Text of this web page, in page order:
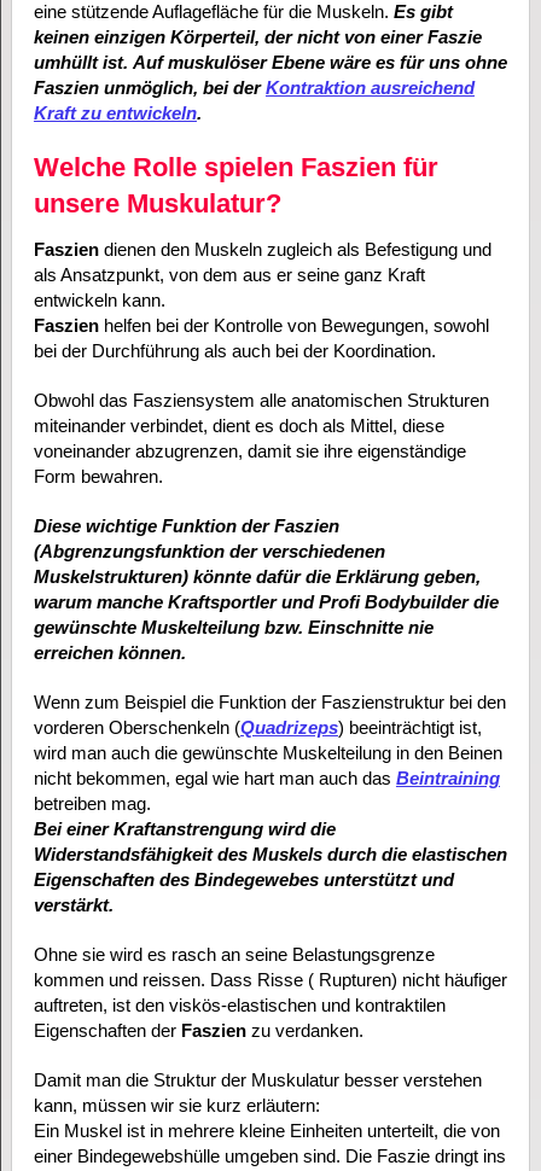
eine stützende Auflagefläche für die Muskeln. Es gibt
keinen einzigen Körperteil, der nicht von einer Faszie
umhüllt ist. Auf muskulöser Ebene wäre es für uns ohne
Faszien unmöglich, bei derKontraktion ausreichend
Kraft zu entwickeln.
Welche Rolle spielen Faszien für
unsere Muskulatur?
Fasziendienen den Muskeln zugleich als Befestigung und
als Ansatzpunkt, von dem aus er seine ganz Kraft
entwickeln kann.
Faszienhelfen bei der Kontrolle von Bewegungen, sowohl
bei der Durchführung als auch bei der Koordination.
Obwohl das Fasziensystem alle anatomischen Strukturen
miteinander verbindet, dient es doch als Mittel, diese
voneinander abzugrenzen, damit sie ihre eigenständige
Form bewahren.
Diese wichtige Funktion der Faszien
(Abgrenzungsfunktion der verschiedenen
Muskelstrukturen) könnte dafür die Erklärung geben,
warum manche Kraftsportler und Profi Bodybuilder die
gewünschte Muskelteilung bzw. Einschnitte nie
erreichen können.
Wenn zum Beispiel die Funktion der Faszienstruktur bei den
vorderen Oberschenkeln (Quadrizeps) beeinträchtigt ist,
wird man auch die gewünschte Muskelteilung in den Beinen
nicht bekommen, egal wie hart man auch das Beintraining
betreiben mag.
Bei einer Kraftanstrengung wird die
Widerstandsfähigkeit des Muskels durch die elastischen
Eigenschaften des Bindegewebes unterstützt und
verstärkt.
Ohne sie wird es rasch an seine Belastungsgrenze
kommen und reissen. Dass Risse ( Rupturen) nicht häufiger
auftreten, ist den viskös-elastischen und kontraktilen
Eigenschaften der Faszienzu verdanken.
Damit man die Struktur der Muskulatur besser verstehen
kann, müssen wir sie kurz erläutern:
Ein Muskel ist in mehrere kleine Einheiten unterteilt, die von
einer Bindegewebshülle umgeben sind. Die Faszie dringt ins